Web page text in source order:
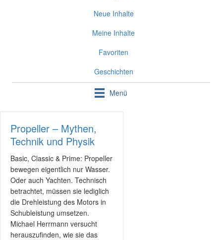
Neue Inhalte
Meine Inhalte
Favoriten
Geschichten
Menü
Propeller – Mythen,
Technik und Physik
Basic, Classic & Prime: Propeller
bewegen eigentlich nur Wasser.
Oder auch Yachten. Technisch
betrachtet, müssen sie lediglich
die Drehleistung des Motors in
Schubleistung umsetzen.
Michael Herrmann versucht
herauszufinden, wie sie das